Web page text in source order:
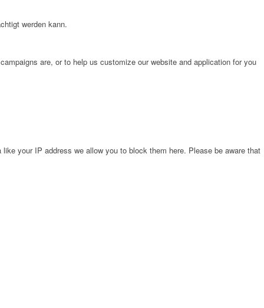
werden kann.
are, or to help us customize our website and application for you
your IP address we allow you to block them here. Please be aware that